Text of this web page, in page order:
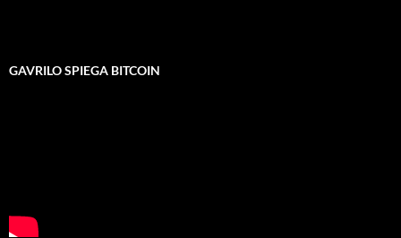
GAVRILO SPIEGA BITCOIN